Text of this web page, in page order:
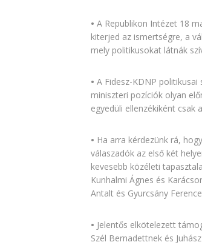
• A Republikon Intézet 18
kiterjed az ismertségre, a
mely politikusokat látnák
• A Fidesz-KDNP
miniszteri pozíciók olyan
egyedüli ellenzékiként csak
• Ha arra kérdezünk rá,
válaszadók az első két
kevesebb közéleti
Kunhalmi Ágnes és
Antalt és Gyurcsány
• Jelentős elkötelezett
Szél Bernadettnek és